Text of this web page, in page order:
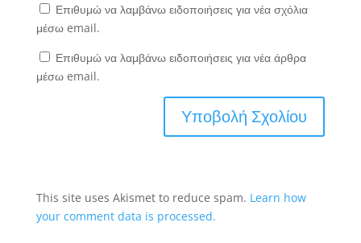
Επιθυμώ να λαμβάνω ειδοποιήσεις για νέα σχόλια
μέσω email.
Επιθυμώ να λαμβάνω ειδοποιήσεις για νέα άρθρα
μέσω email.
This site uses Akismet to reduce spam. Learn how
your comment data is processed.